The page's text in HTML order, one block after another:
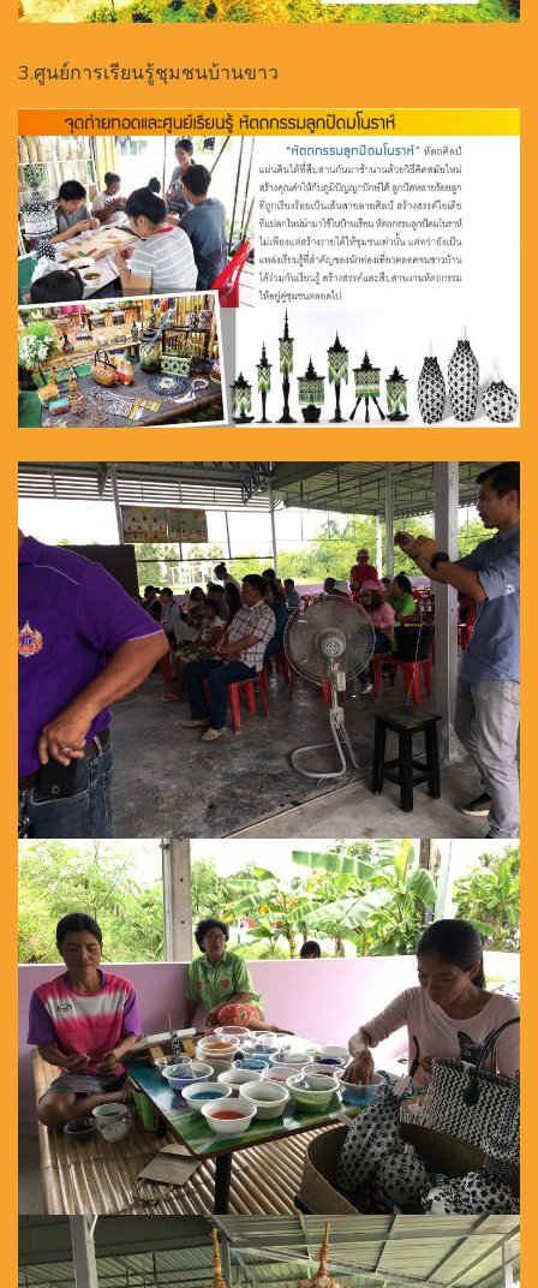
3.ศูนย์การเรียนรู้ชุมชนบ้านขาว